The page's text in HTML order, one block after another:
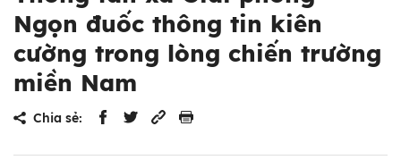
Ngọn đuốc thông tin kiên
cường trong lòng chiến trường
miền Nam
Chia sẻ: